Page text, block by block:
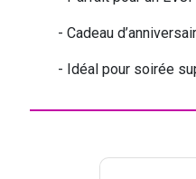
- Cadeau
- Idéal pour soirée